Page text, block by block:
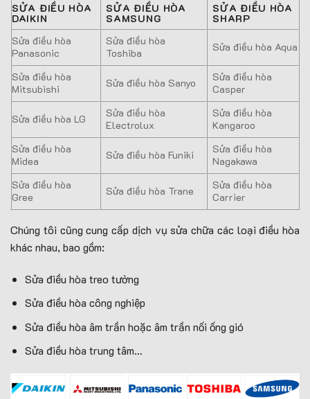
SỬA ĐIỀU HÒA
DAIKIN
SỬA ĐIỀU HÒA
SAMSUNG
SỬA ĐIỀU HÒA
SHARP
Sửa điều hòa
Panasonic
Sửa điều hòa
Toshiba
Sửa điều hòa Aqua
Sửa điều hòa
Mitsubishi
Sửa điều hòa Sanyo
Sửa điều hòa
Casper
Sửa điều hòa LG
Sửa điều hòa
Electrolux
Sửa điều hòa
Kangaroo
Sửa điều hòa
Midea
Sửa điều hòa Funiki
Sửa điều hòa
Nagakawa
Sửa điều hòa
Gree
Sửa điều hòa Trane
Sửa điều hòa
Carrier
Chúng tôi cũng cung cấp dịch vụ sửa chữa các loại điều hòa
khác nhau, bao gồm:
Sửa điều hòa treo tường
Sửa điều hòa công nghiệp
Sửa điều hòa âm trần hoặc âm trần nối ống gió
Sửa điều hòa trung tâm…